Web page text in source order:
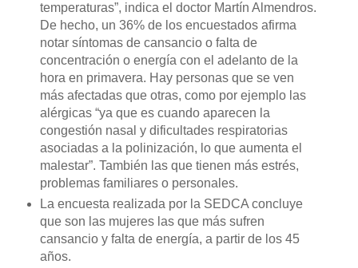
temperaturas”, indica el doctor Martín Almendros.
De hecho, un 36% de los encuestados afirma
notar síntomas de cansancio o falta de
concentración o energía con el adelanto de la
hora en primavera. Hay personas que se ven
más afectadas que otras, como por ejemplo las
alérgicas “ya que es cuando aparecen la
congestión nasal y dificultades respiratorias
asociadas a la polinización, lo que aumenta el
malestar”. También las que tienen más estrés,
problemas familiares o personales.
La encuesta realizada por la SEDCA concluye
que son las mujeres las que más sufren
cansancio y falta de energía, a partir de los 45
años.